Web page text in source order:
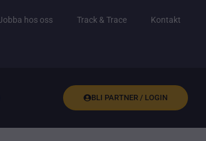
hos oss Track & Trace Kontakt
BLI PARTNER / LOGIN